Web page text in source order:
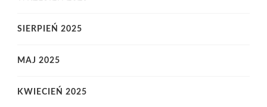
SIERPIEŃ 2025
MAJ 2025
KWIECIEŃ 2025